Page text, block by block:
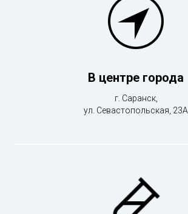
В центре города
г. Саранск,
ул. Севастопольская, 23А